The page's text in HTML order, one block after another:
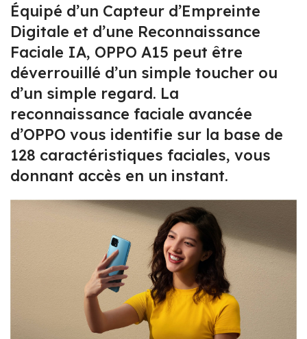
Équipé d’un Capteur d’Empreinte
Digitale et d’une Reconnaissance
Faciale IA, OPPO A15 peut être
déverrouillé d’un simple toucher ou
d’un simple regard. La
reconnaissance faciale avancée
d’OPPO vous identifie sur la base de
128 caractéristiques faciales, vous
donnant accès en un instant.